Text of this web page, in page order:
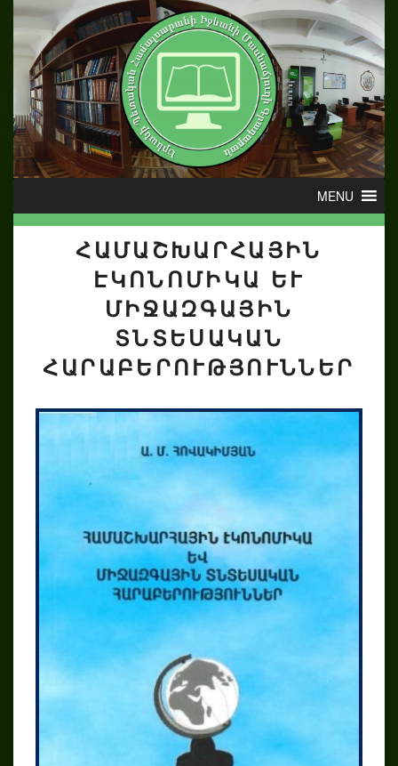
ՀԱՄԱՇԽԱՐՀԱՅԻՆ
ԷԿՈՆՈՄԻԿԱ ԵՒ Մ
ԻՋԱԶԳԱՅԻՆ Տ
ՆՏԵՍԱԿԱՆ Հ
ԱՐԱԲԵՐՈՒԹՅՈՒՆՆԵՐ